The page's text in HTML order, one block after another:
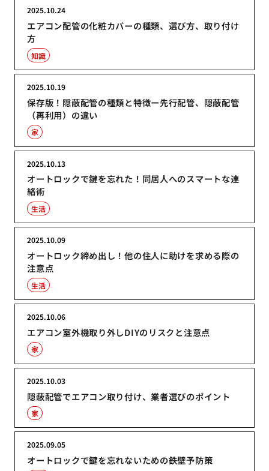
エアコン配管の化粧カバーの種類、選び方、取り付け
方
2025.10.24
知識
保存版！隠蔽配管の種類と特徴ー先行配管、隠蔽配管
（再利用）の違い
2025.10.19
家
オートロックで鍵を忘れた！同居人へのスマートな連
絡術
2025.10.13
生活
オートロック締め出し！他の住人に助けを求める際の
注意点
2025.10.09
生活
エアコン室外機取り外しDIYのリスクと注意点
2025.10.06
家
隠蔽配管でエアコン取り付け、業者選びのポイント
2025.10.03
家
オートロックで鍵を忘れないための鉄壁予防策
2025.09.05